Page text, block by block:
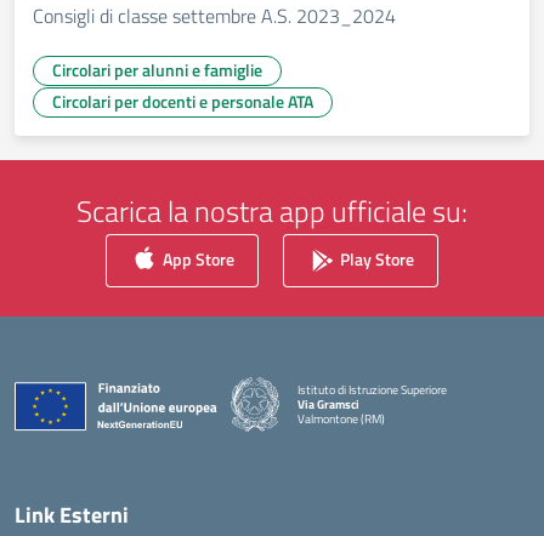
Consigli di classe settembre A.S. 2023_2024
Circolari per alunni e famiglie
Circolari per docenti e personale ATA
Scarica la nostra app ufficiale su:
App Store Play Store
Istituto di Istruzione Superiore
Via Gramsci
Valmontone (RM)
Link Esterni